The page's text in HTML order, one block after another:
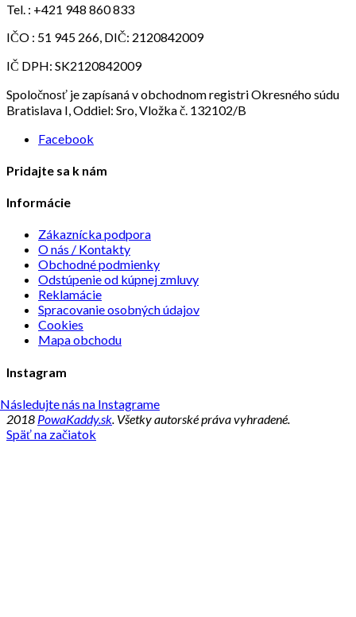
Tel. : +421 948 860 833
IČO : 51 945 266, DIČ: 2120842009
IČ DPH: SK2120842009
Spoločnosť je zapísaná v obchodnom registri Okresného súdu
Bratislava I, Oddiel: Sro, Vložka č. 132102/B
Facebook
Pridajte sa k nám
Informácie
Zákaznícka podpora
O nás / Kontakty
Obchodné podmienky
Odstúpenie od kúpnej zmluvy
Reklamácie
Spracovanie osobných údajov
Cookies
Mapa obchodu
Instagram
Následujte nás na Instagrame
2018 PowaKaddy.sk. Všetky autorské práva vyhradené.
Späť na začiatok